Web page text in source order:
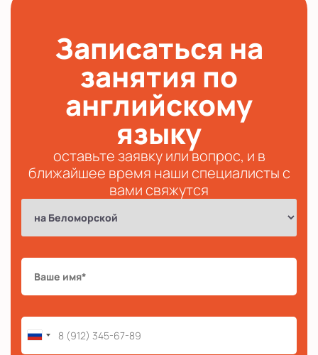
Записаться на
занятия по
английскому
языку
оставьте заявку или вопрос, и в
ближайшее время наши специалисты с
вами свяжутся